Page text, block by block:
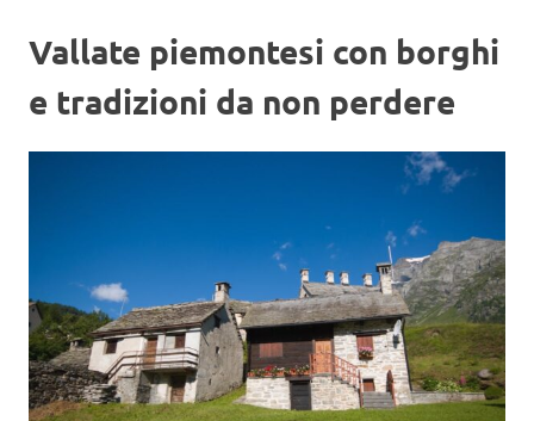
Vallate piemontesi con borghi
e tradizioni da non perdere